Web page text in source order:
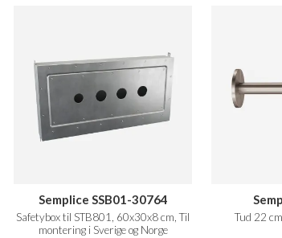
Semplice SSB01-30764
Safetybox til STB801, 60x30x8 cm, Til
montering i Sverige og Norge
Tud 22